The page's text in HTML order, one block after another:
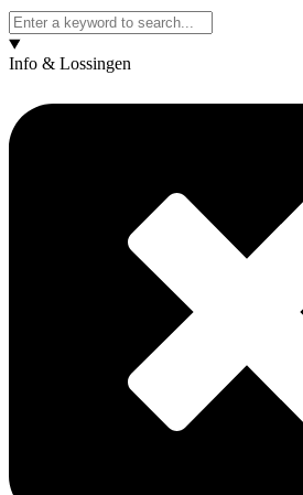
Info & Lossingen